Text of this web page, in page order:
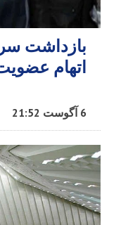
بازداشت
اتهام
6 آگوست 21:52